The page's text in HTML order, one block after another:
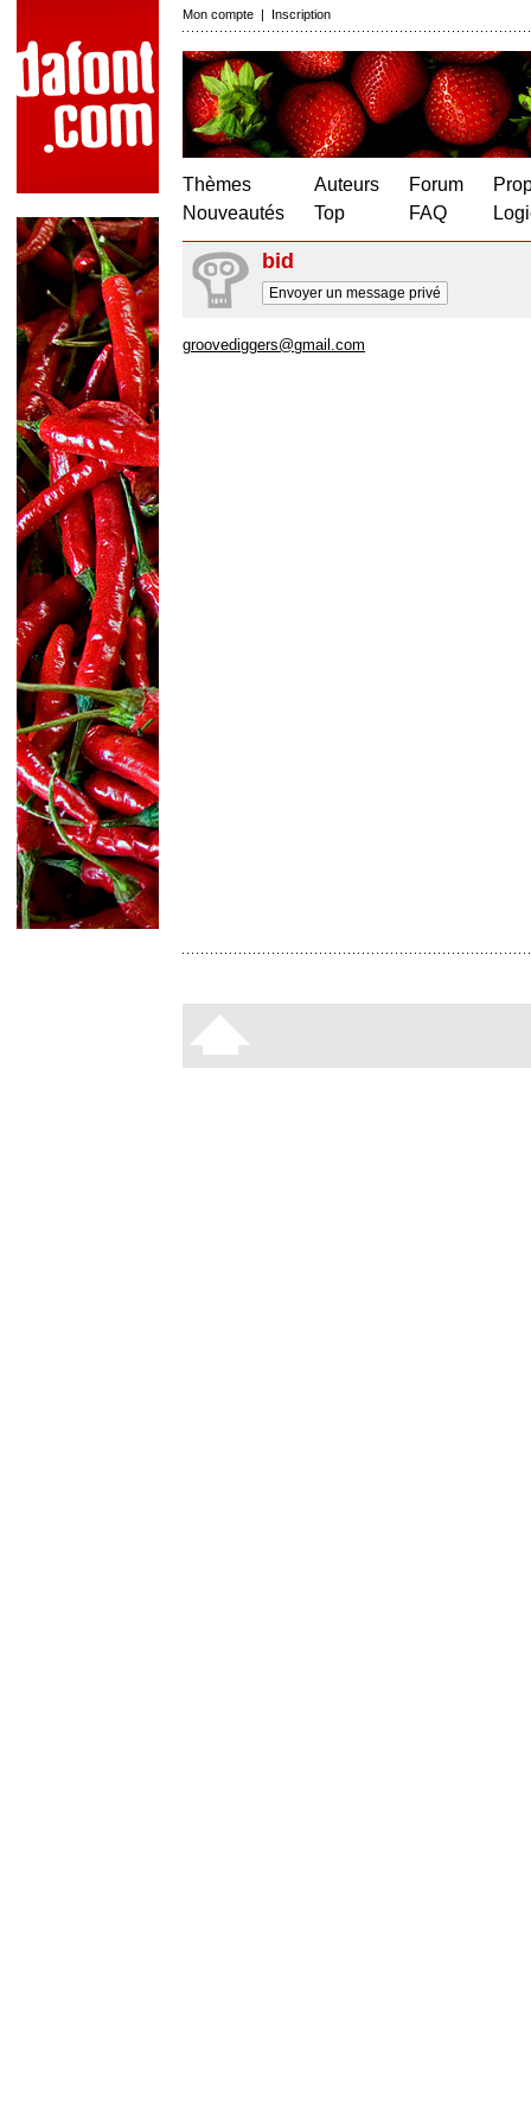
Mon compte | Inscription
Thèmes
Nouveautés
Auteurs
Top
Forum
FAQ
bid
Envoyer un message privé
groovediggers@gmail.com